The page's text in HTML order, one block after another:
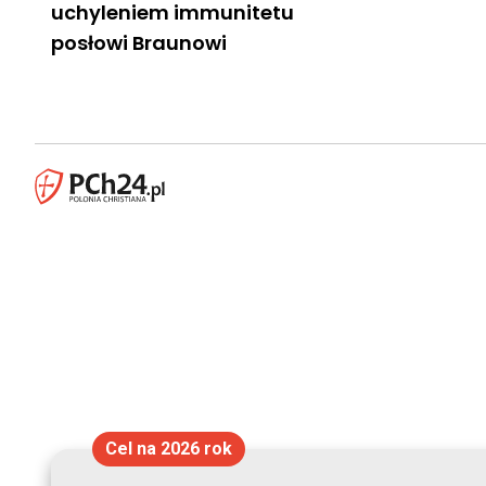
uchyleniem immunitetu
posłowi Braunowi
Cel na 2026 rok